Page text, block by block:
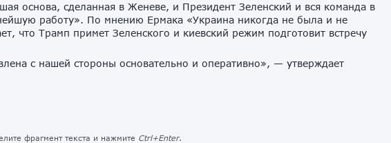
основа, сделанная в Женеве, и Президент Зеленский и вся команда в
работу». По мнению Ермака «Украина никогда не была и не
что Трамп примет Зеленского и киевский режим подготовит встречу
с нашей стороны основательно и оперативно», — утверждает
фрагмент текста и нажмите Ctrl+Enter.